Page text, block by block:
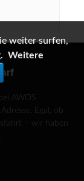
AWOS
Egal, ob
– wir haben
weiter surfen,
Weitere